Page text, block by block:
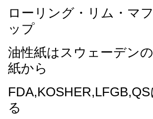
ローリング・リム・マ
ップ
油性紙はスウェーデン
紙から
る